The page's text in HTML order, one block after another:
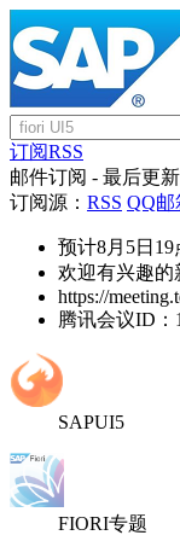
订阅RSS
邮件订阅 - 最后更新
订阅源： RSS QQ邮
预计8月5日
欢迎有兴趣的
https://
腾讯会议ID：
SAPUI5
FIORI专题